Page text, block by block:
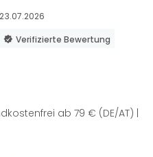
23.07.2026
Verifizierte Bewertung
ab 79 € (DE/AT) |